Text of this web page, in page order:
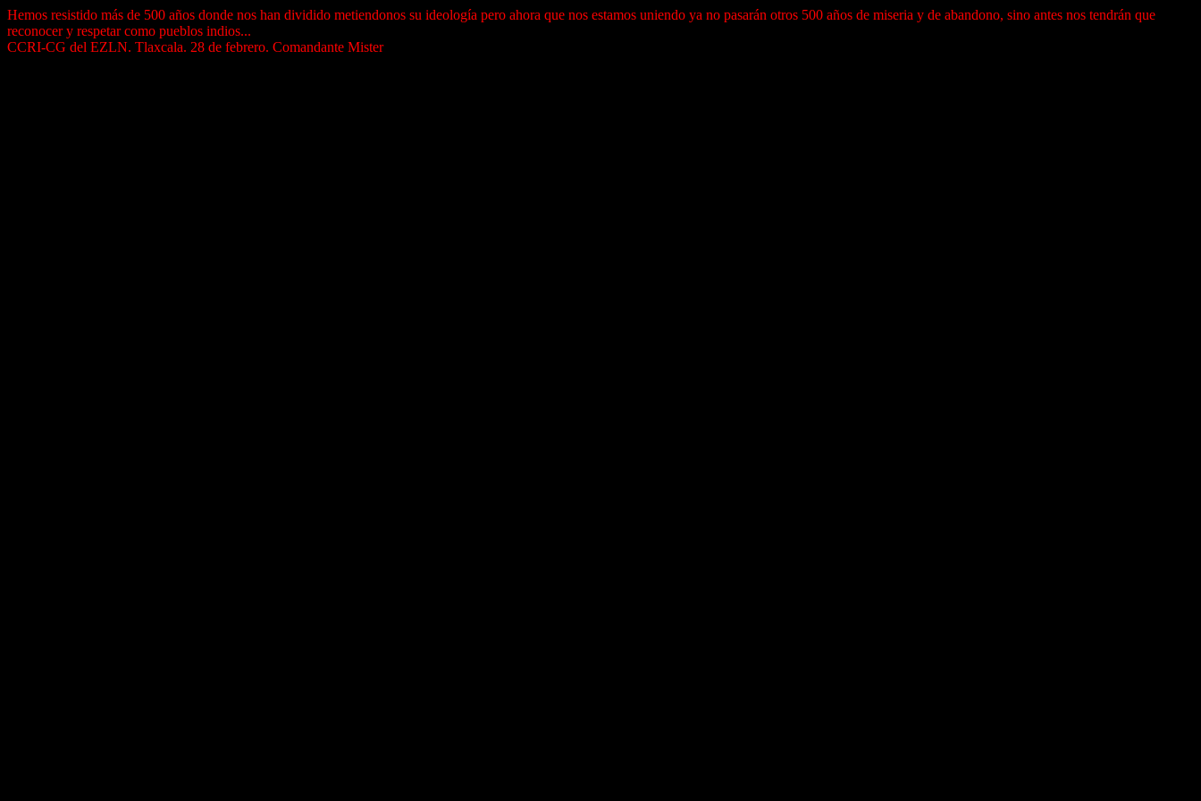
Hemos resistido más de 500 años donde nos han dividido metiendonos su ideología pero ahora que nos estamos uniendo ya no pasarán otros 500 años de miseria y de abandono, sino antes nos tendrán que
reconocer y respetar como pueblos indios...
CCRI-CG del EZLN. Tlaxcala. 28 de febrero. Comandante Mister